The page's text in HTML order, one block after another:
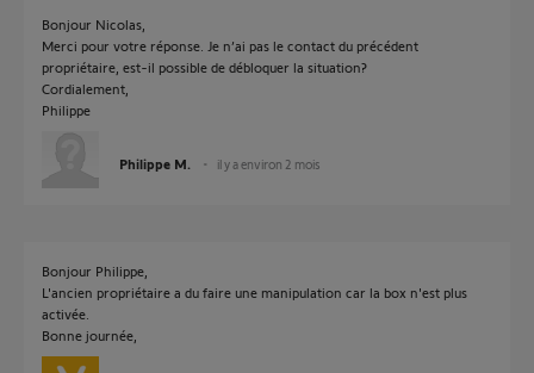
Bonjour Nicolas,
Merci pour votre réponse. Je n’ai pas le contact du précédent
propriétaire, est-il possible de débloquer la situation?
Cordialement,
Philippe
Philippe M. il y a environ 2 mois
Bonjour Philippe,
L'ancien propriétaire a du faire une manipulation car la box n'est plus
activée.
Bonne journée,